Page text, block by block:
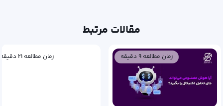
مقالات مرتبط
زمان مطالعه ۹ دقیقه زمان مطالعه ۲۱ دقیقه